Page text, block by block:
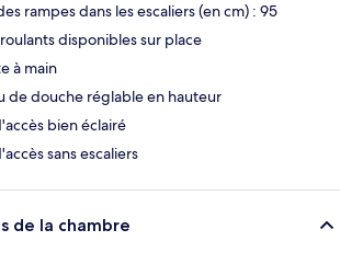
rampes dans les escaliers (en cm) : 95
disponibles sur place
à main
de douche réglable en hauteur
bien éclairé
sans escaliers
de la chambre